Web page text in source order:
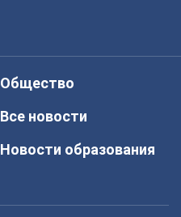
Общество
Все новости
Новости образования